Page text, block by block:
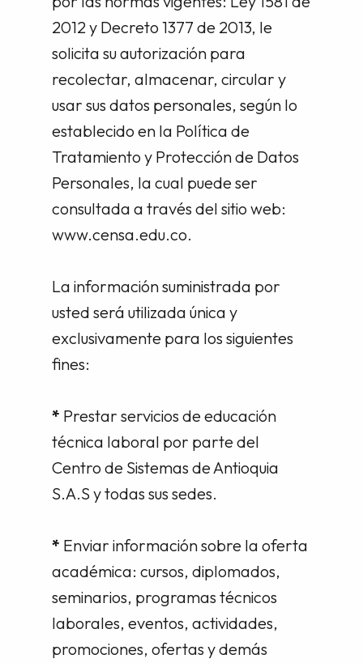
2012 y Decreto 1377 de 2013, le
solicita su autorización para
recolectar, almacenar, circular y
usar sus datos personales, según lo
establecido en la Política de
Tratamiento y Protección de Datos
Personales, la cual puede ser
consultada a través del sitio web:
www.censa.edu.co.
La información suministrada por
usted será utilizada única y
exclusivamente para los siguientes
fines:
* Prestar servicios de educación
técnica laboral por parte del
Centro de Sistemas de Antioquia
S.A.S y todas sus sedes.
* Enviar información sobre la oferta
académica: cursos, diplomados,
seminarios, programas técnicos
laborales, eventos, actividades,
promociones, ofertas y demás